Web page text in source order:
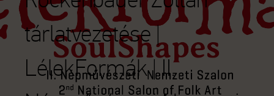
tárlatvezetése |
LélekFormák | II.